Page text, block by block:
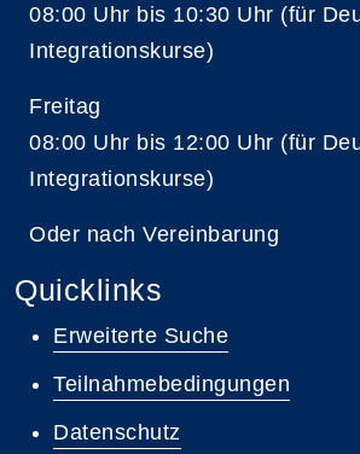
08:00 Uhr bis 10:30 Uhr (für
Integrationskurse)
Freitag
08:00 Uhr bis 12:00 Uhr (für
Integrationskurse)
Oder nach Vereinbarung
Quicklinks
Erweiterte Suche
Teilnahmebedingungen
Datenschutz